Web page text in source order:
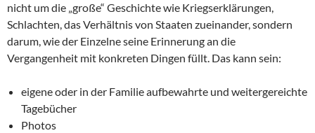
nicht um die „große“ Geschichte wie Kriegserklärungen,
Schlachten, das Verhältnis von Staaten zueinander, sondern
darum, wie der Einzelne seine Erinnerung an die
Vergangenheit mit konkreten Dingen füllt. Das kann sein:
eigene oder in der Familie aufbewahrte und weitergereichte
Tagebücher
Photos